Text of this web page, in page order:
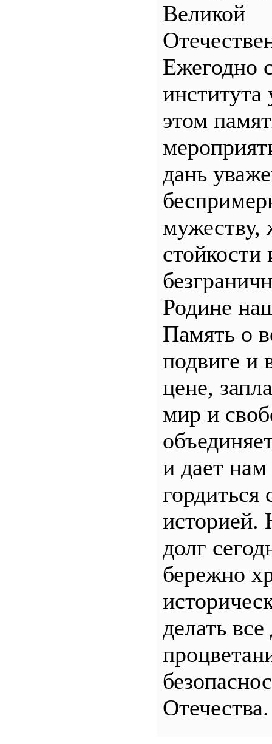
Великой
Ежегодно
института
этом
дань
мужеству,
стойкости
Родине
Память о
подвиге и
цене,
мир и
и дает
гордиться
долг
бережно
делать все
Отечества.